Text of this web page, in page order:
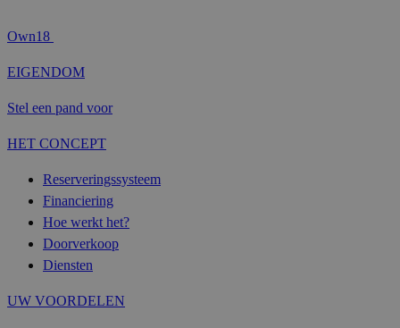
Own18
EIGENDOM
Stel een pand voor
HET CONCEPT
Reserveringssysteem
Financiering
Hoe werkt het?
Doorverkoop
Diensten
UW VOORDELEN